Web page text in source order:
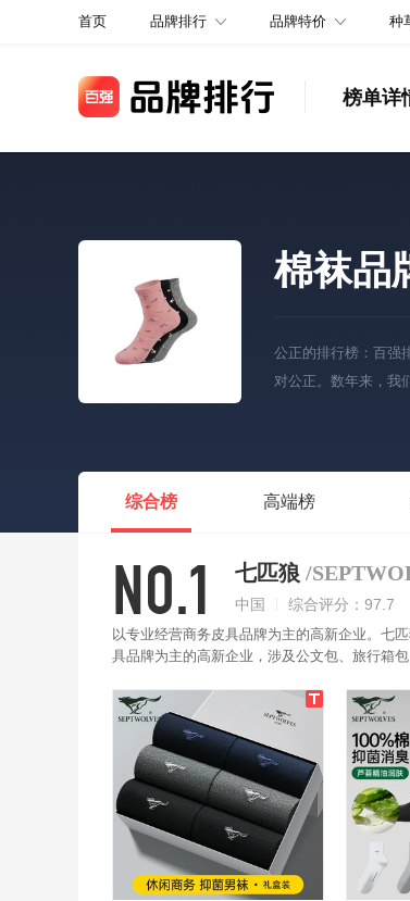
首页 品牌排行 品牌特价 种
榜单详
棉袜品
公正的排行榜：百强
对公正。数年来，我
综合榜 高端榜
NO.1 七匹狼 /
中国 综合评分：97.7
以专业经营商务皮具品牌为主的高新企业。七
具品牌为主的高新企业，涉及公文包、旅行箱